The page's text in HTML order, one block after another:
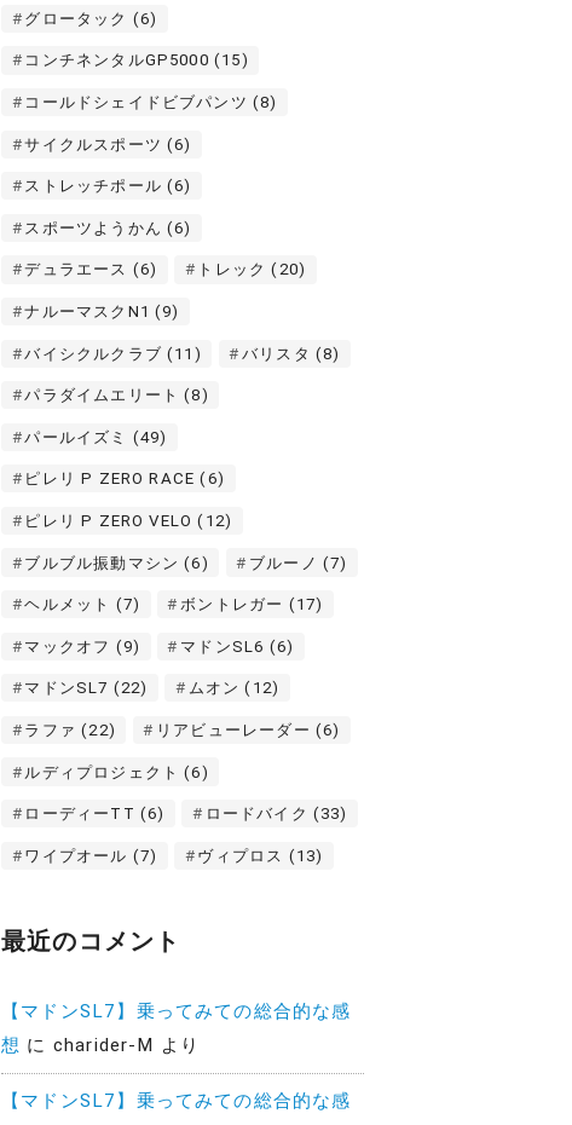
グロータック (6)
コンチネンタルGP5000 (15)
コールドシェイドビブパンツ (8)
サイクルスポーツ (6)
ストレッチポール (6)
スポーツようかん (6)
デュラエース (6) トレック (20)
ナルーマスクN1 (9)
バイシクルクラブ (11) バリスタ (8)
パラダイムエリート (8)
パールイズミ (49)
ピレリ P ZERO RACE (6)
ピレリ P ZERO VELO (12)
ブルブル振動マシン (6) ブルーノ (7)
ヘルメット (7) ボントレガー (17)
マックオフ (9) マドンSL6 (6)
マドンSL7 (22) ムオン (12)
ラファ (22) リアビューレーダー (6)
ルディプロジェクト (6)
ローディーTT (6) ロードバイク (33)
ワイプオール (7) ヴィプロス (13)
最近のコメント
【マドンSL7】乗ってみての総合的な感
想 に charider-M より
【マドンSL7】乗ってみての総合的な感